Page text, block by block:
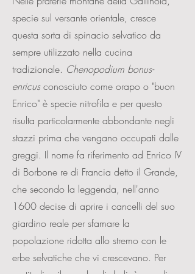
specie sul versante orientale, cresce
questa sorta di spinacio selvatico da
sempre utilizzato nella cucina
tradizionale. Chenopodium bonus-
enricusconosciuto come orapo o "buon
Enrico" è specie nitrofila e per questo
risulta particolarmente abbondante negli
stazzi prima che vengano occupati dalle
greggi. Il nome fa riferimento ad Enrico IV
di Borbone re di Francia detto il Grande,
che secondo la leggenda, nell'anno
1600 decise di aprire i cancelli del suo
giardino reale per sfamare la
popolazione ridotta allo stremo con le
erbe selvatiche che vi crescevano. Per